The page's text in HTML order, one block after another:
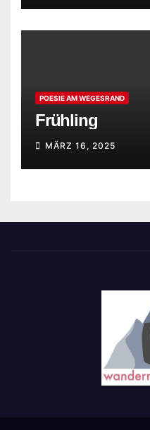
POESIE AM WEGESRAND
Frühling
MÄRZ 16, 2025